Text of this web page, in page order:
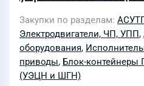
электроприводом и
комплекса услуг по
бесперебойной
Закупки по разделам
Электродвигатели, ЧП, УПП,
оборудования,
приводы, Блок-контейнеры
(УЭЦН и ШГН)